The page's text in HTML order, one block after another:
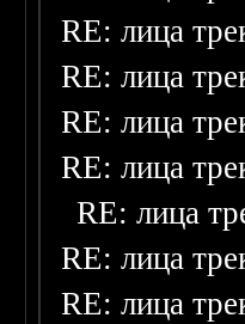
RE: лица
RE: лица
RE: лица
RE: лица
RE: лица
RE: лица
RE: лица